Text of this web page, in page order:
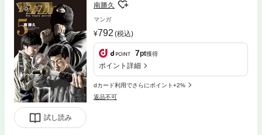
試し読み
南勝久
マンガ
792 (税込)
7pt獲得
ポイント詳細
dカード利用でさらにポイント+2%
返品不可